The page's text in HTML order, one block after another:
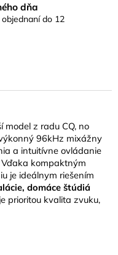
dňa
do 12
model z radu CQ, no
96kHz mixážny
a intuitívne ovládanie
Vďaka kompaktným
je ideálnym riešením
domáce štúdiá
prioritou kvalita zvuku,